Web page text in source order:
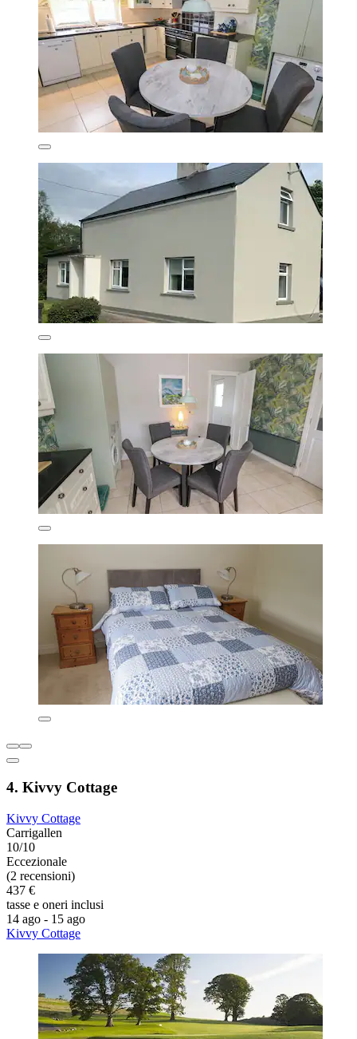
4. Kivvy Cottage
Kivvy Cottage
Carrigallen
10/10
Eccezionale
(2 recensioni)
437 €
tasse e oneri inclusi
14 ago - 15 ago
Kivvy Cottage